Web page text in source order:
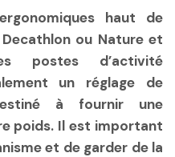
haut de
ou Nature et
postes d’activité
un réglage de
à fournir une
poids. Il est important
et de garder de la